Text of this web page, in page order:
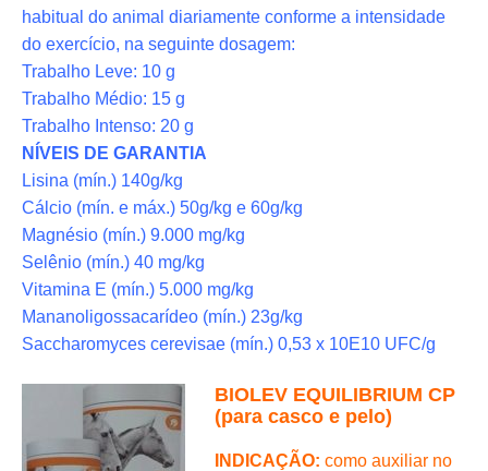
habitual do animal diariamente conforme a intensidade
do exercício, na seguinte dosagem:
Trabalho Leve: 10 g
Trabalho Médio: 15 g
Trabalho Intenso: 20 g
NÍVEIS DE GARANTIA
Lisina (mín.) 140g/kg
Cálcio (mín. e máx.) 50g/kg e 60g/kg
Magnésio (mín.) 9.000 mg/kg
Selênio (mín.) 40 mg/kg
Vitamina E (mín.) 5.000 mg/kg
Mananoligossacarídeo (mín.) 23g/kg
Saccharomyces cerevisae (mín.) 0,53 x 10E10 UFC/g
BIOLEV EQUILIBRIUM CP
(para casco e pelo)
INDICAÇÃO: como auxiliar no